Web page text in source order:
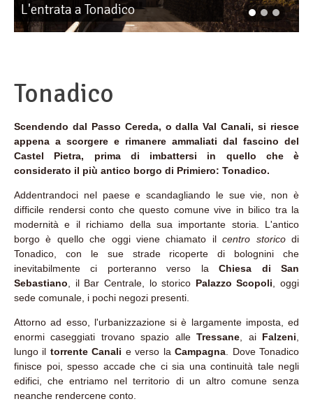
L'entrata a Tonadico
Tonadico
Scendendo dal Passo Cereda, o dalla Val Canali, si riesce
appena a scorgere e rimanere ammaliati dal fascino del
Castel Pietra, prima di imbattersi in quello che è
considerato il più antico borgo di Primiero: Tonadico.
Addentrandoci nel paese e scandagliando le sue vie, non è
difficile rendersi conto che questo comune vive in bilico tra la
modernità e il richiamo della sua importante storia. L'antico
borgo è quello che oggi viene chiamato ilcentro storicodi
Tonadico, con le sue strade ricoperte di bolognini che
inevitabilmente ci porteranno verso laChiesa di San
Sebastiano, il Bar Centrale, lo storico Palazzo Scopoli, oggi
sede comunale, i pochi negozi presenti.
Attorno ad esso, l'urbanizzazione si è largamente imposta, ed
enormi caseggiati trovano spazio alleTressane, ai Falzeni,
lungo il torrente Canali e verso laCampagna. Dove Tonadico
finisce poi, spesso accade che ci sia una continuità tale negli
edifici, che entriamo nel territorio di un altro comune senza
neanche rendercene conto.